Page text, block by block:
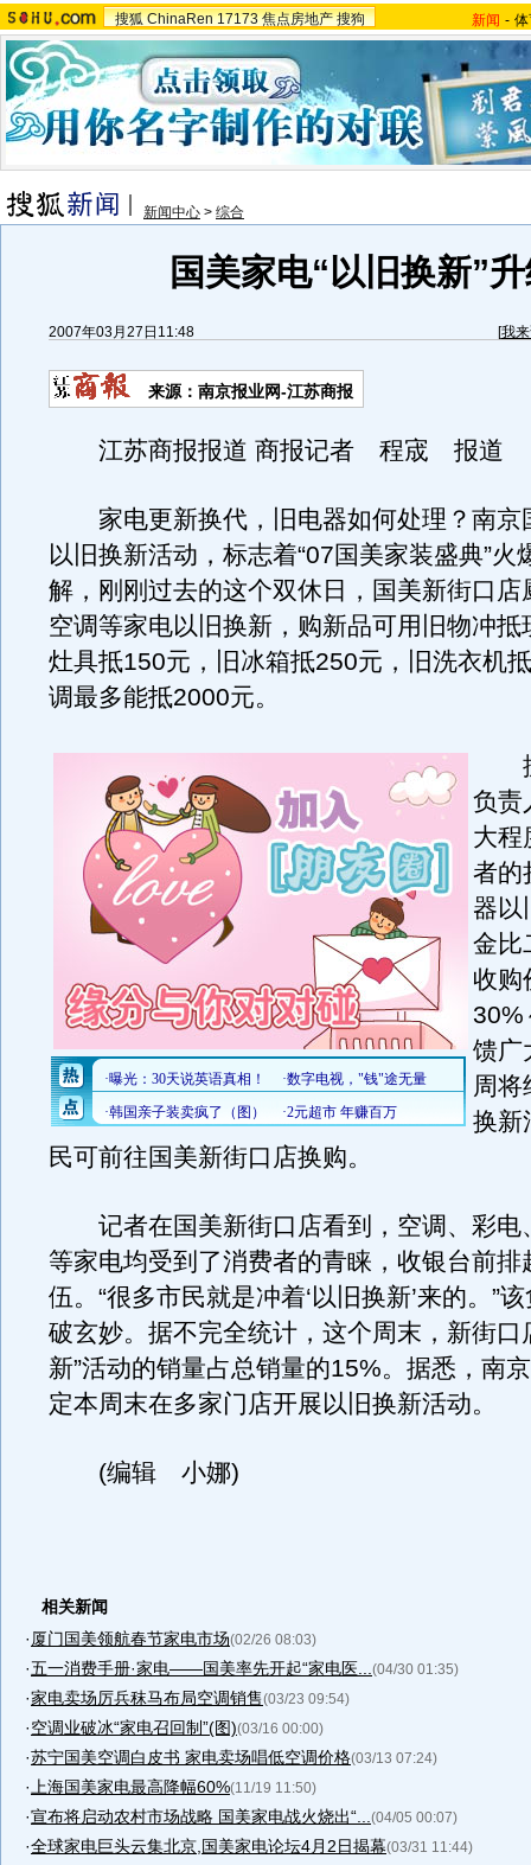
搜狐 ChinaRen 17173 焦点房地产 搜狗 新闻 -
新闻中心 > 综合
国美家电“以旧换新”
2007年03月27日11:48 [我
来源：南京报业网-江苏商报
江苏商报报道 商报记者 程宬 报道
家电更新换代，旧电器如何处理？南京
以旧换新活动，标志着“07国美家装盛典”火
解，刚刚过去的这个双休日，国美新街口店
空调等家电以旧换新，购新品可用旧物冲抵
灶具抵150元，旧冰箱抵250元，旧洗衣机
调最多能抵2000元。
据
负责
大程
者的
器以
金比
收购
30%
馈广
周将
换新
民可前往国美新街口店换购。
记者在国美新街口店看到，空调、彩电
等家电均受到了消费者的青睐，收银台前排
伍。“很多市民就是冲着‘以旧换新’来的。”
破玄妙。据不完全统计，这个周末，新街口
新”活动的销量占总销量的15%。据悉，南
定本周末在多家门店开展以旧换新活动。
(编辑 小娜)
相关新闻
· 厦门国美领航春节家电市场(02/26 08:03)
·五一消费手册·家电——国美率先开起“家电医... (04/30 01:35)
·家电卖场厉兵秣马布局空调销售(03/23 09:54)
·空调业破冰“家电召回制”(图)(03/16 00:00)
·苏宁国美空调白皮书 家电卖场唱低空调价格(03/13 07:24)
· 上海国美家电最高降幅60%(11/19 11:50)
·宣布将启动农村市场战略 国美家电战火烧出“... (04/05 00:07)
·全球家电巨头云集北京,国美家电论坛4月2日揭幕(03/31 11:44)